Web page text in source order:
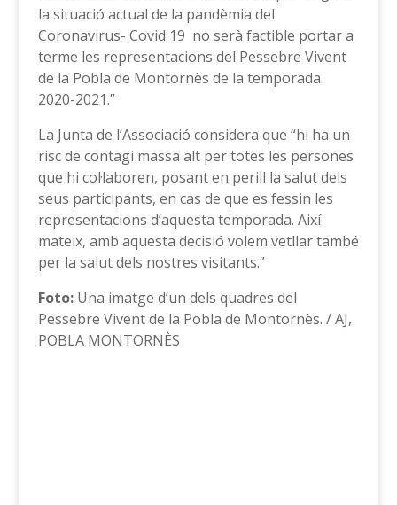
la situació actual de la pandèmia del
Coronavirus- Covid 19 no serà factible portar a
terme les representacions del Pessebre Vivent
de la Pobla de Montornès de la temporada
2020-2021.”
La Junta de l’Associació considera que “hi ha un
risc de contagi massa alt per totes les persones
que hi col·laboren, posant en perill la salut dels
seus participants, en cas de que es fessin les
representacions d’aquesta temporada. Així
mateix, amb aquesta decisió volem vetllar també
per la salut dels nostres visitants.”
Foto:Una imatge d’un dels quadres del
Pessebre Vivent de la Pobla de Montornès. / AJ,
POBLA MONTORNÈS